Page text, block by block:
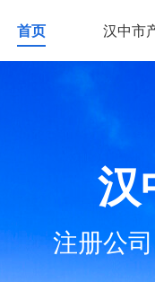
首页 汉中市
汉
注册公